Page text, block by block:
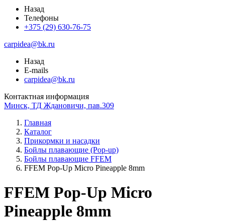
Назад
Телефоны
+375 (29) 630-76-75
carpidea@bk.ru
Назад
E-mails
carpidea@bk.ru
Контактная информация
Минск, ТД Ждановичи, пав.309
Главная
Каталог
Прикормки и насадки
Бойлы плавающие (Pop-up)
Бойлы плавающие FFEM
FFEM Pop-Up Micro Pineapple 8mm
FFEM Pop-Up Micro
Pineapple 8mm